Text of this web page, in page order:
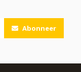
Abonneer